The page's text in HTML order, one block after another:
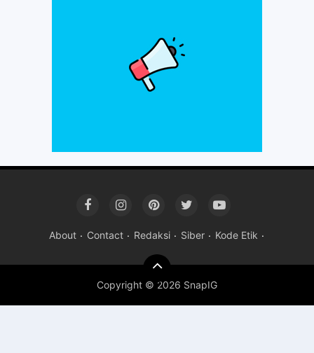
About Contact Redaksi Siber Kode Etik
Copyright © 2026 SnapIG